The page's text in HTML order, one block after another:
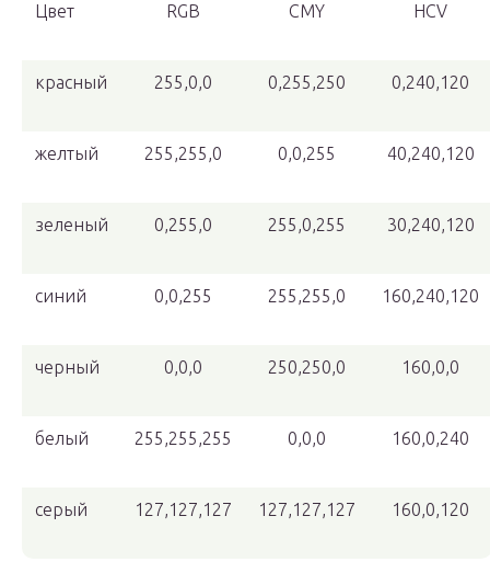
Цвет RGB CMY HCV
красный 255,0,0 0,255,250 0,240,120
желтый 255,255,0 0,0,255 40,240,120
зеленый 0,255,0 255,0,255 30,240,120
синий 0,0,255 255,255,0 160,240,120
черный 0,0,0 250,250,0 160,0,0
белый 255,255,255 0,0,0 160,0,240
серый 127,127,127 127,127,127 160,0,120